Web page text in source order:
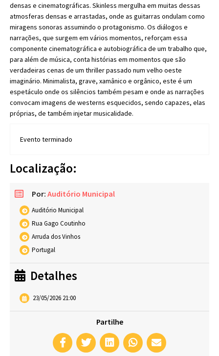
densas e cinematográficas. Skinless mergulha em muitas dessas
atmosferas densas e arrastadas, onde as guitarras ondulam como
miragens sonoras assumindo o protagonismo. Os diálogos e
narrações, que surgem em vários momentos, reforçam essa
componente cinematográfica e autobiográfica de um trabalho que,
para além de música, conta histórias em momentos que são
verdadeiras cenas de um thriller passado num velho oeste
imaginário. Minimalista, grave, xamânico e orgânico, este é um
espetáculo onde os silêncios também pesam e onde as narrações
convocam imagens de westerns esquecidos, sendo capazes, elas
próprias, de também injetar musicalidade.
Evento terminado
Localização:
Por: Auditório Municipal
Auditório Municipal
Rua Gago Coutinho
Arruda dos Vinhos
Portugal
Detalhes
23/05/2026 21:00
Partilhe